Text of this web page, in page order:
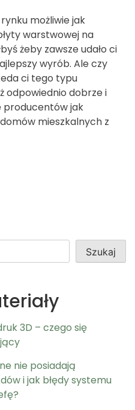
możliwie jak
warstwowej na
żeby zawsze udało ci
wyrób. Ale czy
ci tego typu
odpowiednio dobrze i
producentów jak
mieszkalnych z
Szukaj
3D – czego się
nie posiadają
i jak błędy systemu